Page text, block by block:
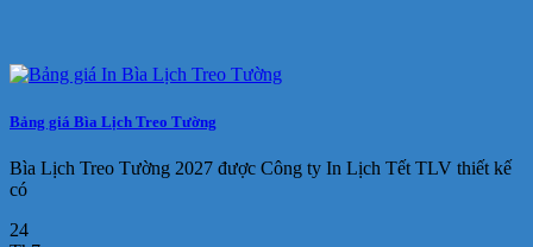
Bảng giá Bìa Lịch Treo Tường
Bìa Lịch Treo Tường 2027 được Công ty In Lịch Tết TLV thiết kế
có
24